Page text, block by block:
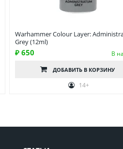
Warhammer Colour Layer:
Grey (12ml)
₽ 650 В
ДОБАВИТЬ В КОРЗИНУ
14+